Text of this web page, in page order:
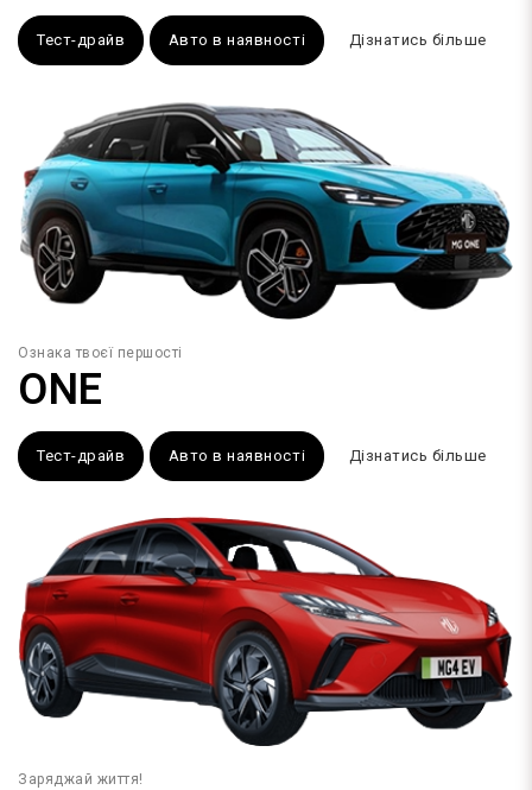
Тест-драйв Авто в наявності Дізнатись більше
Ознака твоєї першості
ONE
Тест-драйв Авто в наявності Дізнатись більше
Заряджай життя!